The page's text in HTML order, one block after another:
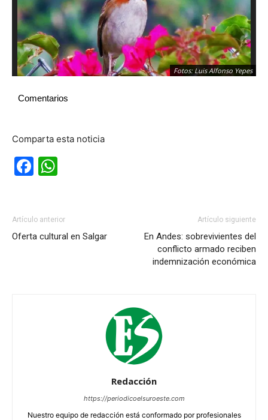
Fotos: Luis Alfonso Yepes
Comentarios
Comparta esta noticia
Facebook
Artículo anterior
Oferta cultural en Salgar
Artículo siguiente
En Andes: sobrevivientes del
conflicto armado reciben
indemnización económica
Redacción
https://periodicoelsuroeste.com
Nuestro equipo de redacción está conformado por profesionales